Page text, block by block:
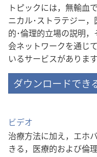
トピックには，無輸血
ニカル･ストラテジー
的･倫理的立場の説明
会ネットワークを通じ
いるサービスがあります
ダウンロードでき
ビデオ
治療方法に加え，エホ
きる，医療的および倫